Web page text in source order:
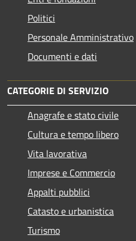
Politici
Personale Amministrativo
Documenti e dati
CATEGORIE DI SERVIZIO
Anagrafe e stato civile
Cultura e tempo libero
Vita lavorativa
Imprese e Commercio
Appalti pubblici
Catasto e urbanistica
Turismo